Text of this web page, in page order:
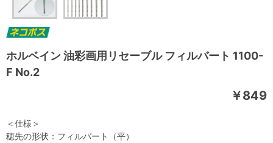
ホルベイン 油彩画用リセーブル フィルバート 1100-
F No.2
￥849
＜仕様＞
穂先の形状：フィルバート（平）